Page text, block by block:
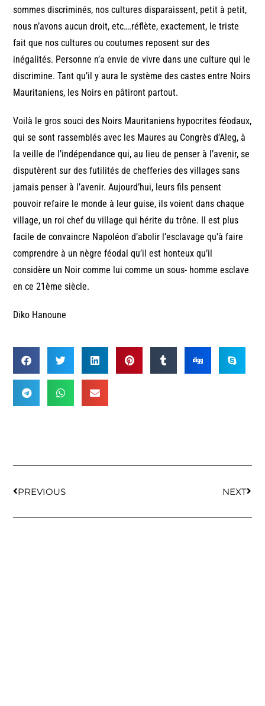
sommes discriminés, nos cultures disparaissent, petit à petit,
nous n’avons aucun droit, etc….réflète, exactement, le triste
fait que nos cultures ou coutumes reposent sur des
inégalités. Personne n’a envie de vivre dans une culture qui le
discrimine. Tant qu’il y aura le système des castes entre Noirs
Mauritaniens, les Noirs en pâtiront partout.
Voilà le gros souci des Noirs Mauritaniens hypocrites féodaux,
qui se sont rassemblés avec les Maures au Congrès d’Aleg, à
la veille de l’indépendance qui, au lieu de penser à l’avenir, se
disputèrent sur des futilités de chefferies des villages sans
jamais penser à l’avenir. Aujourd’hui, leurs fils pensent
pouvoir refaire le monde à leur guise, ils voient dans chaque
village, un roi chef du village qui hérite du trône. Il est plus
facile de convaincre Napoléon d’abolir l’esclavage qu’à faire
comprendre à un nègre féodal qu’il est honteux qu’il
considère un Noir comme lui comme un sous- homme esclave
en ce 21ème siècle.
Diko Hanoune
PREVIOUS NEXT